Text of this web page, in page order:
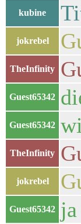
kubine
jokrebel
TheInfinity
Guest65342
Guest65342
TheInfinity
jokrebel
Guest65342